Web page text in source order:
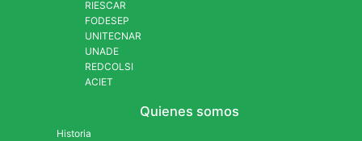
RIESCAR
FODESEP
UNITECNAR
UNADE
REDCOLSI
ACIET
Quienes somos
Historia